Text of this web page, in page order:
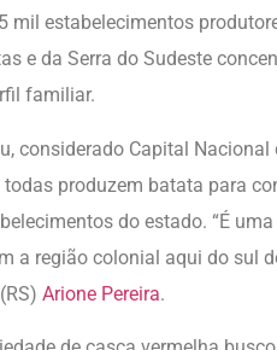
mil estabelecimentos
e da Serra do Sudeste
familiar.
considerado Capital
produzem batata para
do estado. “É
a região colonial aqui do sul
(RS) Arione Pereira.